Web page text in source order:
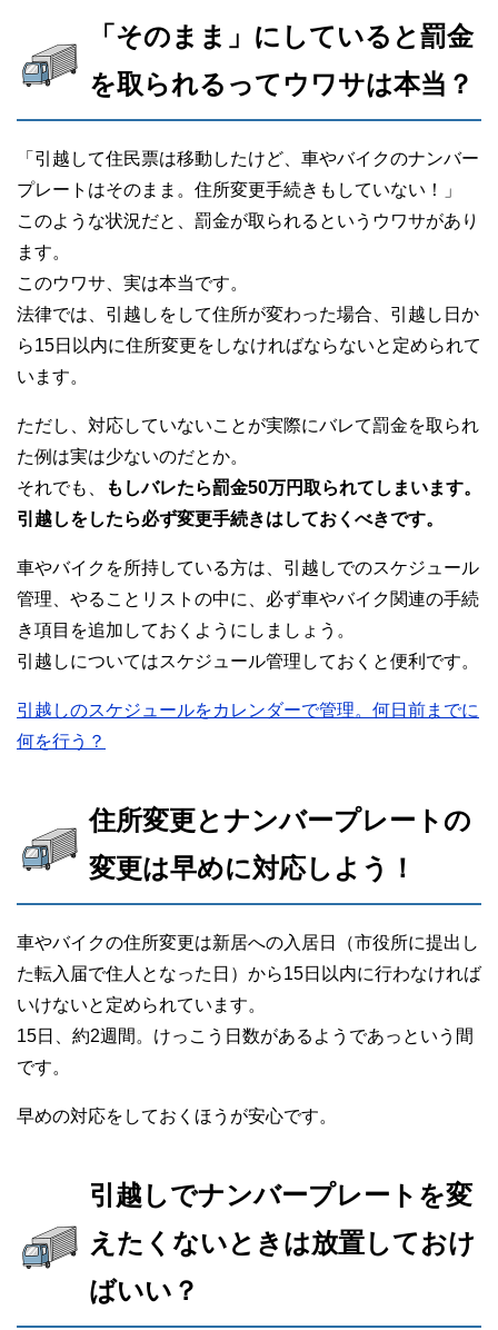
「そのまま」にしていると罰金
を取られるってウワサは本当？
「引越して住民票は移動したけど、車やバイクのナンバー
プレートはそのまま。住所変更手続きもしていない！」
このような状況だと、罰金が取られるというウワサがあり
ます。
このウワサ、実は本当です。
法律では、引越しをして住所が変わった場合、引越し日か
ら15日以内に住所変更をしなければならないと定められて
います。
ただし、対応していないことが実際にバレて罰金を取られ
た例は実は少ないのだとか。
それでも、
もしバレたら罰金50万円取られてしまいます。
引越しをしたら必ず変更手続きはしておくべきです。
車やバイクを所持している方は、引越しでのスケジュール
管理、やることリストの中に、必ず車やバイク関連の手続
き項目を追加しておくようにしましょう。
引越しについてはスケジュール管理しておくと便利です。
引越しのスケジュールをカレンダーで管理。何日前までに
何を行う？
住所変更とナンバープレートの
変更は早めに対応しよう！
車やバイクの住所変更は新居への入居日（市役所に提出し
た転入届で住人となった日）から15日以内に行わなければ
いけないと定められています。
15日、約2週間。けっこう日数があるようであっという間
です。
早めの対応をしておくほうが安心です。
引越しでナンバープレートを変
えたくないときは放置しておけ
ばいい？